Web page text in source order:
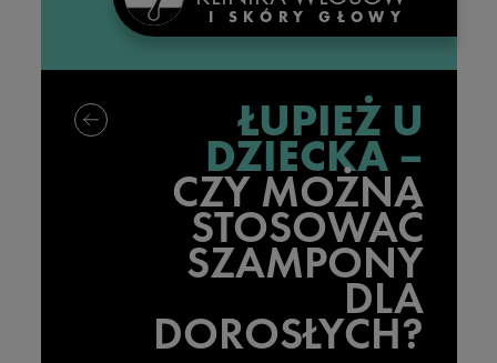
ŁUPIEŻ U
DZIECKA –
CZY MOŻNA
STOSOWAĆ
SZAMPONY
DLA
DOROSŁYCH?
I SKÓRY GŁOWY